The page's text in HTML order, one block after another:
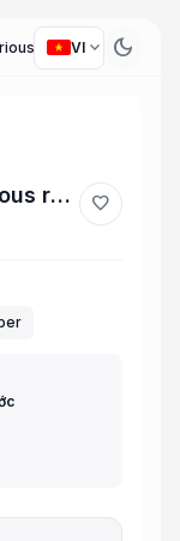
Fullstack JS Developer (various roles) VI expand_more dark_mode
Fullstack JS Developer (various roles) favorite